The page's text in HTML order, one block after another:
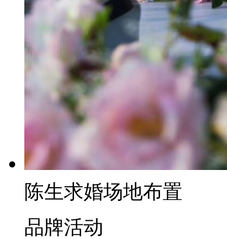
陈生求婚场地布置
品牌活动